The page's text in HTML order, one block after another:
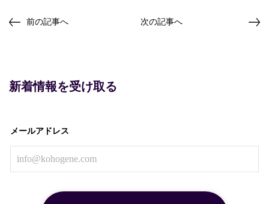
前の記事へ 次の記事へ
新着情報を受け取る
メールアドレス